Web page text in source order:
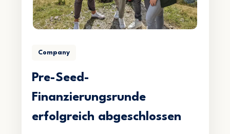
Company
Pre-Seed-
Finanzierungsrunde
erfolgreich abgeschlossen